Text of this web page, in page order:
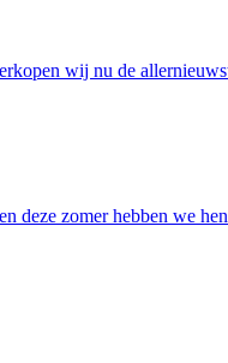
wij nu de
zomer hebben we